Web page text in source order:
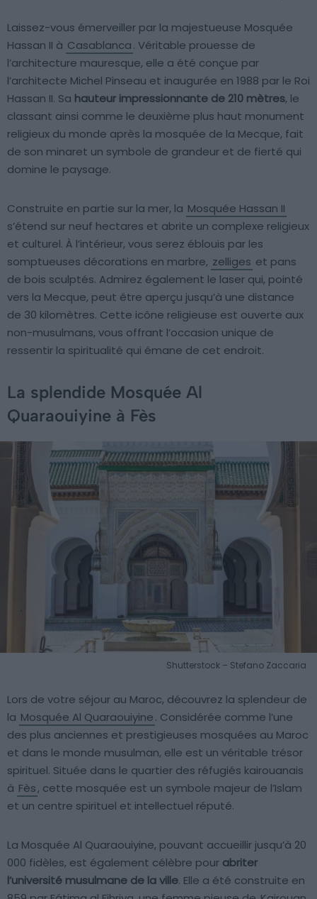
Laissez-vous émerveiller par la majestueuse Mosquée
Hassan II à Casablanca. Véritable prouesse de
l’architecture mauresque, elle a été conçue par
l’architecte Michel Pinseau et inaugurée en 1988 par le Roi
Hassan II. Sa hauteur impressionnante de 210 mètres, le
classant ainsi comme le deuxième plus haut monument
religieux du monde après la mosquée de la Mecque, fait
de son minaret un symbole de grandeur et de fierté qui
domine le paysage.
Construite en partie sur la mer, la Mosquée Hassan II
s’étend sur neuf hectares et abrite un complexe religieux
et culturel. À l’intérieur, vous serez éblouis par les
somptueuses décorations en marbre, zelliges et pans
de bois sculptés. Admirez également le laser qui, pointé
vers la Mecque, peut être aperçu jusqu’à une distance
de 30 kilomètres. Cette icône religieuse est ouverte aux
non-musulmans, vous offrant l’occasion unique de
ressentir la spiritualité qui émane de cet endroit.
La splendide Mosquée Al
Quaraouiyine à Fès
Shutterstock – Stefano Zaccaria
Lors de votre séjour au Maroc, découvrez la splendeur de
la Mosquée Al Quaraouiyine. Considérée comme l’une
des plus anciennes et prestigieuses mosquées au Maroc
et dans le monde musulman, elle est un véritable trésor
spirituel. Située dans le quartier des réfugiés kairouanais
à Fès, cette mosquée est un symbole majeur de l’Islam
et un centre spirituel et intellectuel réputé.
La Mosquée Al Quaraouiyine, pouvant accueillir jusqu’à 20
000 fidèles, est également célèbre pour abriter
l’université musulmane de la ville. Elle a été construite en